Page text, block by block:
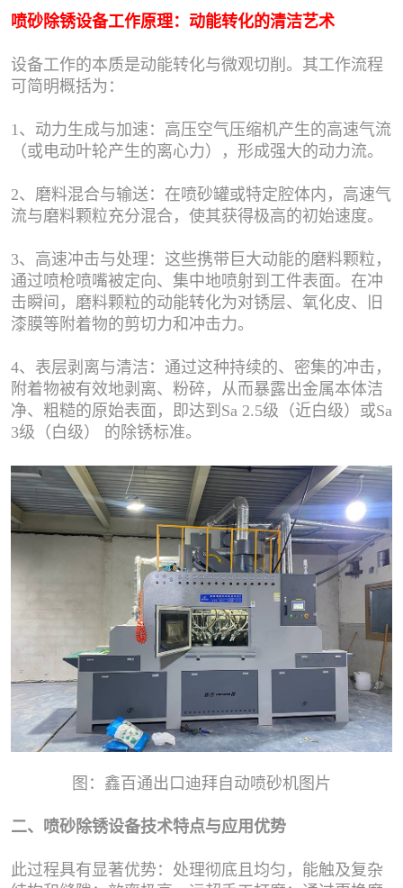
喷砂除锈设备工作原理：动能转化的清洁艺术
设备工作的本质是动能转化与微观切削。其工作流程
可简明概括为：
1、动力生成与加速：高压空气压缩机产生的高速气流
（或电动叶轮产生的离心力），形成强大的动力流。
2、磨料混合与输送：在喷砂罐或特定腔体内，高速气
流与磨料颗粒充分混合，使其获得极高的初始速度。
3、高速冲击与处理：这些携带巨大动能的磨料颗粒，
通过喷枪喷嘴被定向、集中地喷射到工件表面。在冲
击瞬间，磨料颗粒的动能转化为对锈层、氧化皮、旧
漆膜等附着物的剪切力和冲击力。
4、表层剥离与清洁：通过这种持续的、密集的冲击，
附着物被有效地剥离、粉碎，从而暴露出金属本体洁
净、粗糙的原始表面，即达到Sa 2.5级（近白级）或Sa
3级（白级） 的除锈标准。
图：鑫百通出口迪拜自动喷砂机图片
二、喷砂除锈设备技术特点与应用优势
此过程具有显著优势：处理彻底且均匀，能触及复杂